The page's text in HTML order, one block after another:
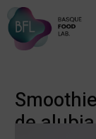
contenido
de alubia